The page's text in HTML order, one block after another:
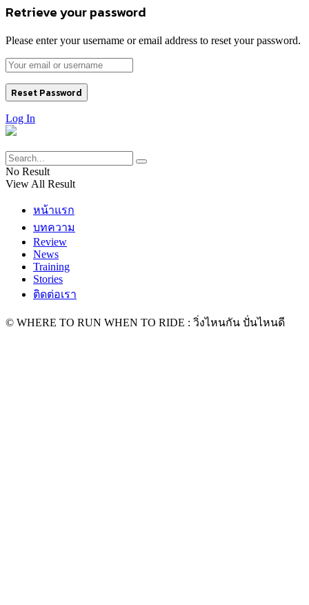
Retrieve your password
Please enter your username or email address to reset your password.
Log In
No Result
View All Result
หน้าแรก
บทความ
Review
News
Training
Stories
ติดต่อเรา
© WHERE TO RUN WHEN TO RIDE : วิ่งไหนกัน ปั่นไหนดี